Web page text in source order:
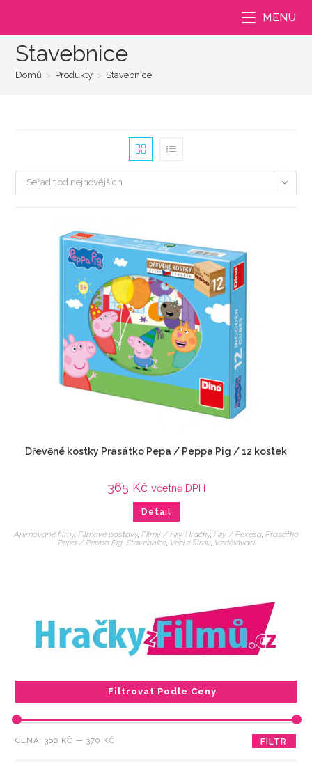
MENU
Stavebnice
Domů > Produkty > Stavebnice
Seřadit od nejnovějších
Dřevěné kostky Prasátko Pepa / Peppa Pig / 12 kostek
365 Kč včetně DPH
Detail
Animované filmy, Filmové postavy, Filmy / Hry, Hračky, Hry / Pexesa, Prasátko
Pepa / Peppa Pig, Stavebnice, Veci z filmu, Vzdělávací
Filtrovat Podle Ceny
Minimální
Maximální
FILTR
CENA:360 KČ —370 KČ